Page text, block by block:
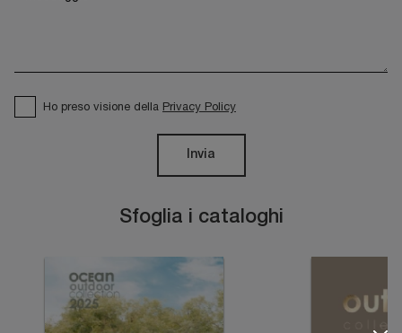
Sfoglia i cataloghi
Ho preso visione della Privacy Policy
Invia